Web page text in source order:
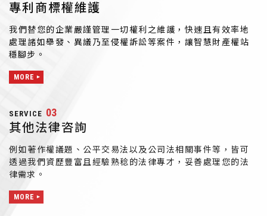
專利商標權維護
我們替您的企業嚴謹管理一切權利之維護，快速且有效率地
處理諸如舉發、異議乃至侵權訴訟等案件，讓智慧財產權站
穩腳步。
MORE
SERVICE 03
其他法律咨詢
例如著作權議題、公平交易法以及公司法相關事件等，皆可
透過我們資歷豐富且經驗熟稔的法律專才，妥善處理您的法
律需求。
MORE